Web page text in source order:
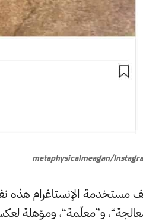
metaphysicalmeagan/
مستخدمة الإنستاغرام هذه
و”معلّمة“، ومؤهلة